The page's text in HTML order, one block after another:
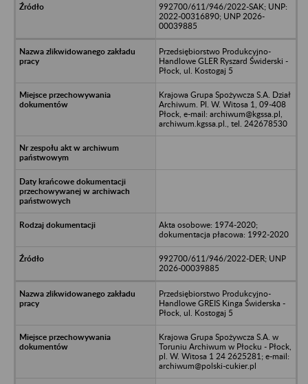
992700/611/946/2022-SAK; UNP:
2022-00316890; UNP 2026-
00039885
Przedsiębiorstwo Produkcyjno-
Handlowe GLER Ryszard Świderski -
Płock, ul. Kostogaj 5
Krajowa Grupa Spożywcza S.A. Dział
Archiwum. Pl. W. Witosa 1, 09-408
Płock, e-mail: archiwum@kgssa.pl,
archiwum.kgssa.pl., tel. 242678530
Akta osobowe: 1974-2020;
dokumentacja płacowa: 1992-2020
992700/611/946/2022-DER; UNP
2026-00039885
Przedsiębiorstwo Produkcyjno-
Handlowe GREIS Kinga Świderska -
Płock, ul. Kostogaj 5
Krajowa Grupa Spożywcza S.A. w
Toruniu Archiwum w Płocku - Płock,
pl. W. Witosa 1 24 2625281; e-mail:
archiwum@polski-cukier.pl